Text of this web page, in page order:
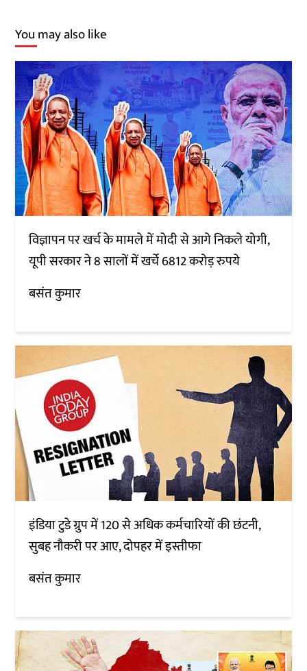
You may also like
विज्ञापन पर खर्च के मामले में मोदी से आगे निकले योगी,
यूपी सरकार ने 8 सालों में खर्चे 6812 करोड़ रुपये
बसंत कुमार
इंडिया टुडे ग्रुप में 120 से अधिक कर्मचारियों की छंटनी,
सुबह नौकरी पर आए, दोपहर में इस्तीफा
बसंत कुमार